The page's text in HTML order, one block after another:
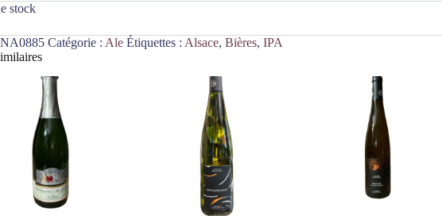
stock
Catégorie : Ale Étiquettes : Alsace, Bières, IPA